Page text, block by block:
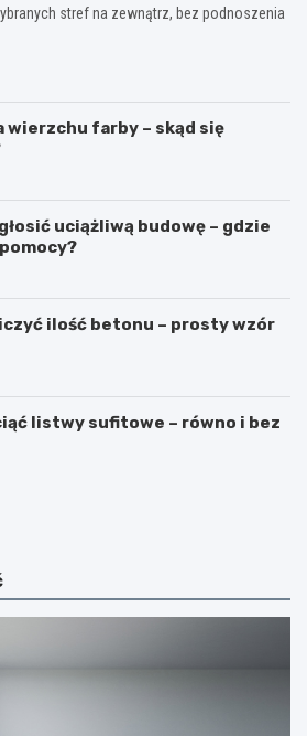
stref na zewnątrz, bez podnoszenia
wierzchu farby – skąd się
uciążliwą budowę – gdzie
ilość betonu – prosty wzór
listwy sufitowe – równo i bez